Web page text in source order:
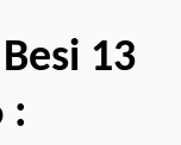
13
: